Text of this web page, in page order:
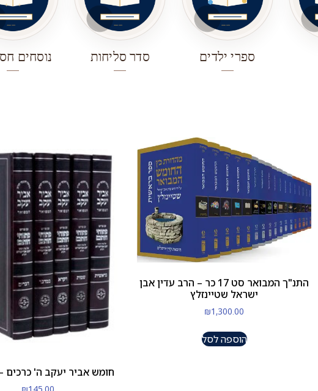
ספרי ילדים סדר סליחות נוסחים
התנ"ך המבואר סט 17 כר – הרב עדין אבן
ישראל שטיינזלץ
₪1,300.00
הוספה לסל
חומש אביר יעקב ה' כרכים